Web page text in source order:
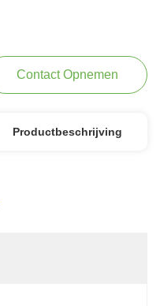
Contact Opnemen
Productbeschrijving